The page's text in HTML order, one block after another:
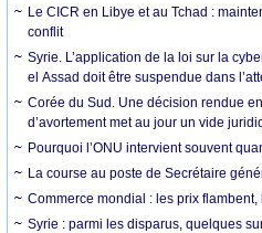
Le CICR en Libye et au Tchad :
conflit
Syrie. L’application de la loi sur la
el Assad doit être suspendue dans
Corée du Sud. Une décision rendue
d’avortement met au jour un vide
Pourquoi l’ONU intervient souvent
La course au poste de Secrétaire
Commerce mondial : les prix
Syrie : parmi les disparus, quelques